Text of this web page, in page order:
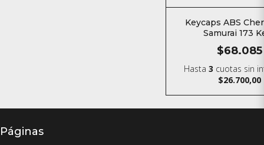
Keycaps ABS
Samurai 173
$68.085
Hasta3 cuotas sin
$26.700,00
Páginas